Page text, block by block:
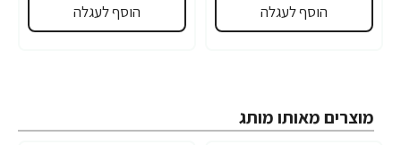
הוסף לעגלה הוסף לעגלה
מוצרים מאותו מותג